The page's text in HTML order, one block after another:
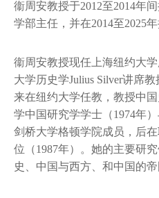
衞周安教授于2012至2014年
学部主任，并在2014至2025年
衞周安教授现任上海纽约大
大学历史学Julius Silver讲席
来在纽约大学任教，教授中
学中国研究学学士（1974年
剑桥大学格顿学院成员，后
位（1987年）。她的主要研
史、中国与西方、和中国的帝